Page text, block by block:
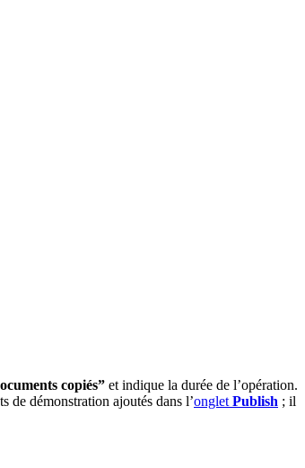
copiés” et indique la durée de l’opération.
de démonstration ajoutés dans l’onglet Publish ; il